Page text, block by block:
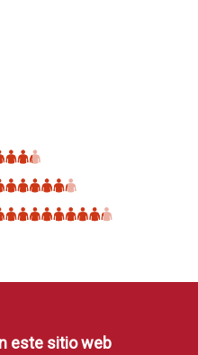
este sitio web